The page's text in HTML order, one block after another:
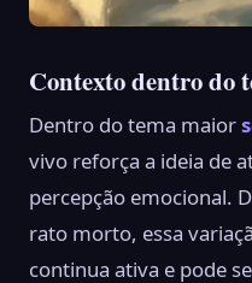
Contexto dentro do
Dentro do tema maior
vivo reforça a ideia de
percepção emocional.
rato morto, essa
continua ativa e pode